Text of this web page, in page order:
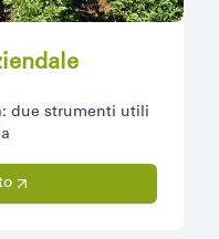
due strumenti utili